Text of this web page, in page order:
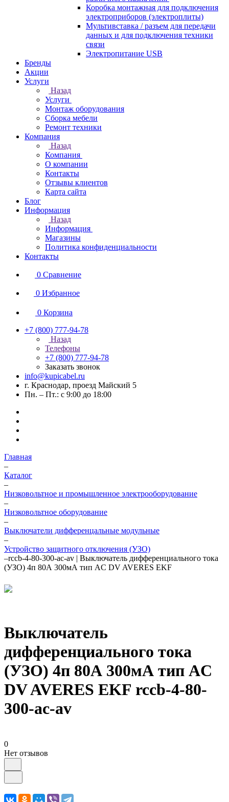
Коробка монтажная для подключения
электроприборов (электроплиты)
Мультивставка / разъем для передачи
данных и для подключения техники
связи
Электропитание USB
Бренды
Акции
Услуги
Назад
Услуги
Монтаж оборудования
Сборка мебели
Ремонт техники
Компания
Назад
Компания
О компании
Контакты
Отзывы клиентов
Карта сайта
Блог
Информация
Назад
Информация
Магазины
Политика конфиденциальности
Контакты
0 Сравнение
0 Избранное
0 Корзина
+7 (800) 777-94-78
Назад
Телефоны
+7 (800) 777-94-78
Заказать звонок
info@kupicabel.ru
г. Краснодар, проезд Майский 5
Пн. – Пт.: с 9:00 до 18:00
Главная
–
Каталог
–
Низковольтное и промышленное электрооборудование
–
Низковольтное оборудование
–
Выключатели дифференцальные модульные
–
Устройство защитного отключения (УЗО)
–rccb-4-80-300-ac-av | Выключатель дифференциального тока
(УЗО) 4п 80А 300мА тип AC DV AVERES EKF
Выключатель
дифференциального тока
(УЗО) 4п 80А 300мА тип AC
DV AVERES EKF rccb-4-80-
300-ac-av
0
Нет отзывов